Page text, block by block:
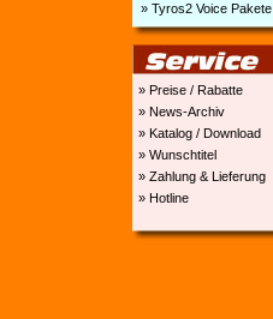
» Tyros2 Voice Pakete
» Preise / Rabatte
» News-Archiv
» Katalog / Download
» Wunschtitel
» Zahlung & Lieferung
» Hotline